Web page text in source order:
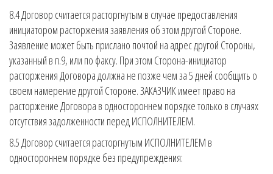
8.4 Договор считается расторгнутым в случае предоставления
инициатором расторжения заявления об этом другой Стороне.
Заявление может быть прислано почтой на адрес другой Стороны,
указанный в п.9, или по факсу. При этом Сторона-инициатор
расторжения Договора должна не позже чем за 5 дней сообщить о
своем намерение другой Стороне. ЗАКАЗЧИК имеет право на
расторжение Договора в одностороннем порядке только в случаях
отсутствия задолженности перед ИСПОЛНИТЕЛЕМ.
8.5 Договор считается расторгнутым ИСПОЛНИТЕЛЕМ в
одностороннем порядке без предупреждения: